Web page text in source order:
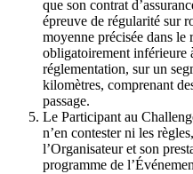
que son contrat
épreuve de régularité sur
moyenne précisée dans le
obligatoirement inférieure
réglementation, sur un
kilomètres, comprenant
passage.
Le Participant au
n’en contester ni les
l’Organisateur et son
programme de